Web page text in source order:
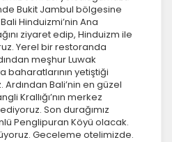
Bukit Jambul bölgesine
Hinduizmi’nin Ana
ziyaret edip, Hinduizm ile
Yerel bir restoranda
meşhur Luwak
baharatlarının yetiştiği
Bali’nin en güzel
Krallığı’nın merkez
Son durağımız
Penglipuran Köyü olacak.
Geceleme otelimizde.